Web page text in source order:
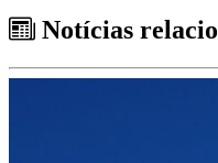
Notícias